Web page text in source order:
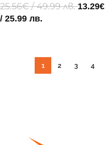
25.56€/ 49.99 лв.13.29€
/ 25.99 лв.
1 2 3 4